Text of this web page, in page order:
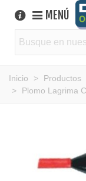
MENÚ
Inicio > Productos
>
Plomo Lagrima